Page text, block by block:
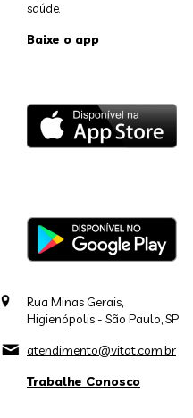
saúde.
Baixe o app
Rua Minas Gerais,
Higienópolis - São Paulo, SP
atendimento@vitat.com.br
Trabalhe Conosco